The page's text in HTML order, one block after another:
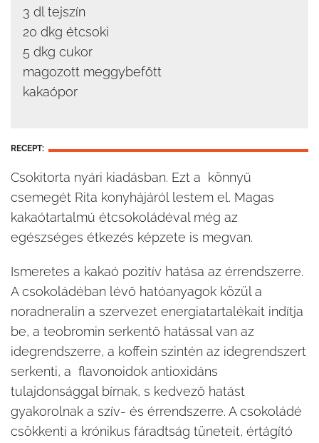
3 dl tejszín
20 dkg étcsoki
5 dkg cukor
magozott meggybefőtt
kakaópor
RECEPT:
Csokitorta nyári kiadásban. Ezt a könnyű
csemegét Rita konyhájáról lestem el. Magas
kakaótartalmú étcsokoládéval még az
egészséges étkezés képzete is megvan.
Ismeretes a kakaó pozitív hatása az érrendszerre.
A csokoládéban lévő hatóanyagok közül a
noradneralin a szervezet energiatartalékait indítja
be, a teobromin serkentő hatással van az
idegrendszerre, a koffein szintén az idegrendszert
serkenti, a flavonoidok antioxidáns
tulajdonsággal bírnak, s kedvező hatást
gyakorolnak a szív- és érrendszerre. A csokoládé
csökkenti a krónikus fáradtság tüneteit, értágító